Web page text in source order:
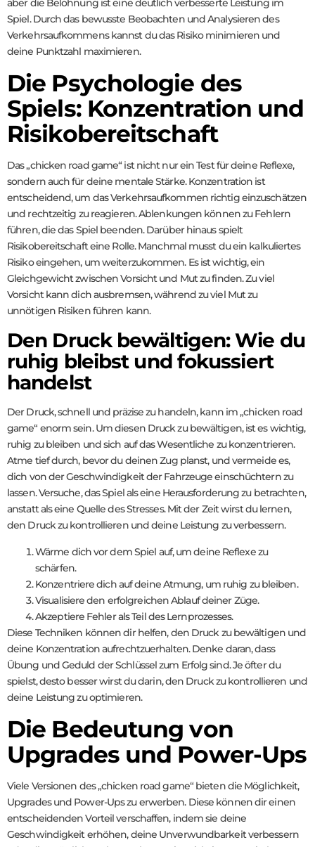
aber die Belohnung ist eine deutlich verbesserte Leistung im
Spiel. Durch das bewusste Beobachten und Analysieren des
Verkehrsaufkommens kannst du das Risiko minimieren und
deine Punktzahl maximieren.
Die Psychologie des
Spiels: Konzentration und
Risikobereitschaft
Das „chicken road game“ ist nicht nur ein Test für deine Reflexe,
sondern auch für deine mentale Stärke. Konzentration ist
entscheidend, um das Verkehrsaufkommen richtig einzuschätzen
und rechtzeitig zu reagieren. Ablenkungen können zu Fehlern
führen, die das Spiel beenden. Darüber hinaus spielt
Risikobereitschaft eine Rolle. Manchmal musst du ein kalkuliertes
Risiko eingehen, um weiterzukommen. Es ist wichtig, ein
Gleichgewicht zwischen Vorsicht und Mut zu finden. Zu viel
Vorsicht kann dich ausbremsen, während zu viel Mut zu
unnötigen Risiken führen kann.
Den Druck bewältigen: Wie du
ruhig bleibst und fokussiert
handelst
Der Druck, schnell und präzise zu handeln, kann im „chicken road
game“ enorm sein. Um diesen Druck zu bewältigen, ist es wichtig,
ruhig zu bleiben und sich auf das Wesentliche zu konzentrieren.
Atme tief durch, bevor du deinen Zug planst, und vermeide es,
dich von der Geschwindigkeit der Fahrzeuge einschüchtern zu
lassen. Versuche, das Spiel als eine Herausforderung zu betrachten,
anstatt als eine Quelle des Stresses. Mit der Zeit wirst du lernen,
den Druck zu kontrollieren und deine Leistung zu verbessern.
Wärme dich vor dem Spiel auf, um deine Reflexe zu
schärfen.
Konzentriere dich auf deine Atmung, um ruhig zu bleiben.
Visualisiere den erfolgreichen Ablauf deiner Züge.
Akzeptiere Fehler als Teil des Lernprozesses.
Diese Techniken können dir helfen, den Druck zu bewältigen und
deine Konzentration aufrechtzuerhalten. Denke daran, dass
Übung und Geduld der Schlüssel zum Erfolg sind. Je öfter du
spielst, desto besser wirst du darin, den Druck zu kontrollieren und
deine Leistung zu optimieren.
Die Bedeutung von
Upgrades und Power-Ups
Viele Versionen des „chicken road game“ bieten die Möglichkeit,
Upgrades und Power-Ups zu erwerben. Diese können dir einen
entscheidenden Vorteil verschaffen, indem sie deine
Geschwindigkeit erhöhen, deine Unverwundbarkeit verbessern